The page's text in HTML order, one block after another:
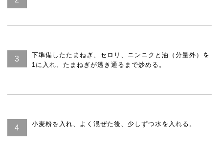
下準備したたまねぎ、セロリ、ニンニクと油（分量外）を
1に入れ、たまねぎが透き通るまで炒める。
小麦粉を入れ、よく混ぜた後、少しずつ水を入れる。